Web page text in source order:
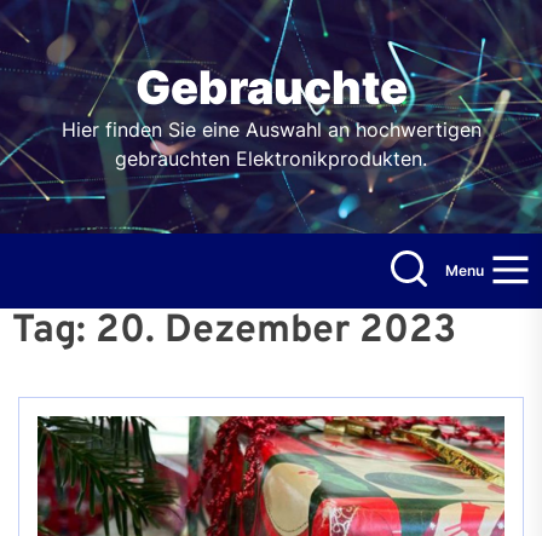
Skip
the
content
Gebrauchte
Hier finden Sie eine Auswahl an hochwertigen
gebrauchten Elektronikprodukten.
Menu
Tag: 20. Dezember 2023